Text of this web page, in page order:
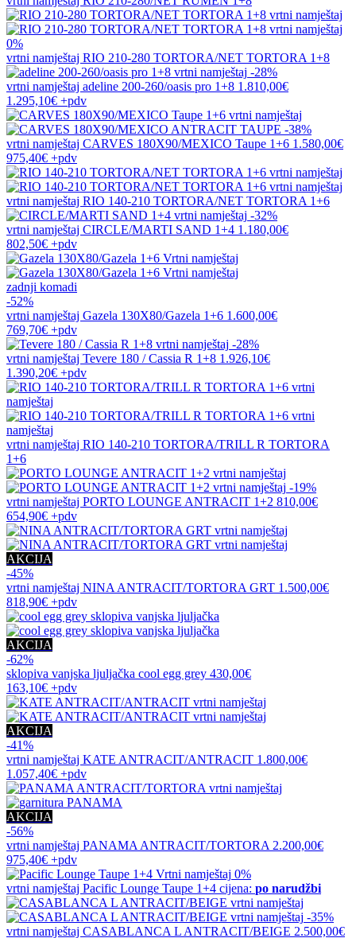
0%
vrtni namještaj RIO 210-280 TORTORA/NET TORTORA 1+8
-28%
vrtni namještaj adeline 200-260/oasis pro 1+8 1.810,00€
1.295,10€ +pdv
-38%
vrtni namještaj CARVES 180X90/MEXICO Taupe 1+6 1.580,00€
975,40€ +pdv
vrtni namještaj RIO 140-210 TORTORA/NET TORTORA 1+6
-32%
vrtni namještaj CIRCLE/MARTI SAND 1+4 1.180,00€
802,50€ +pdv
zadnji komadi
-52%
vrtni namještaj Gazela 130X80/Gazela 1+6 1.600,00€
769,70€ +pdv
-28%
vrtni namještaj Tevere 180 / Cassia R 1+8 1.926,10€
1.390,20€ +pdv
vrtni namještaj RIO 140-210 TORTORA/TRILL R TORTORA
1+6
-19%
vrtni namještaj PORTO LOUNGE ANTRACIT 1+2 810,00€
654,90€ +pdv
AKCIJA
-45%
vrtni namještaj NINA ANTRACIT/TORTORA GRT 1.500,00€
818,90€ +pdv
AKCIJA
-62%
sklopiva vanjska ljuljačka cool egg grey 430,00€
163,10€ +pdv
AKCIJA
-41%
vrtni namještaj KATE ANTRACIT/ANTRACIT 1.800,00€
1.057,40€ +pdv
AKCIJA
-56%
vrtni namještaj PANAMA ANTRACIT/TORTORA 2.200,00€
975,40€ +pdv
0%
vrtni namještaj Pacific Lounge Taupe 1+4 cijena: po narudžbi
-35%
vrtni namještaj CASABLANCA L ANTRACIT/BEIGE 2.500,00€